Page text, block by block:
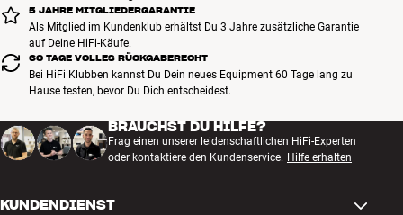
5 JAHRE MITGLIEDERGARANTIE
Als Mitglied im Kundenklub erhältst Du 3 Jahre zusätzliche Garantie
auf Deine HiFi-Käufe.
60 TAGE VOLLES RÜCKGABERECHT
Bei HiFi Klubben kannst Du Dein neues Equipment 60 Tage lang zu
Hause testen, bevor Du Dich entscheidest.
BRAUCHST DU HILFE?
Frag einen unserer leidenschaftlichen HiFi-Experten
oder kontaktiere den Kundenservice. Hilfe erhalten
KUNDENDIENST